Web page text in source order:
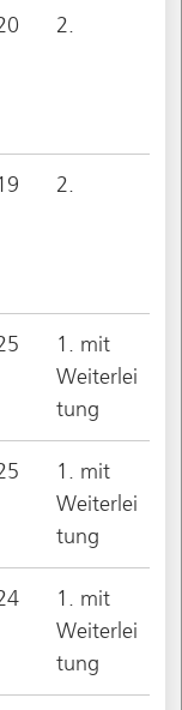
2.
2.
1. mit
Weiterlei
tung
1. mit
Weiterlei
tung
1. mit
Weiterlei
tung